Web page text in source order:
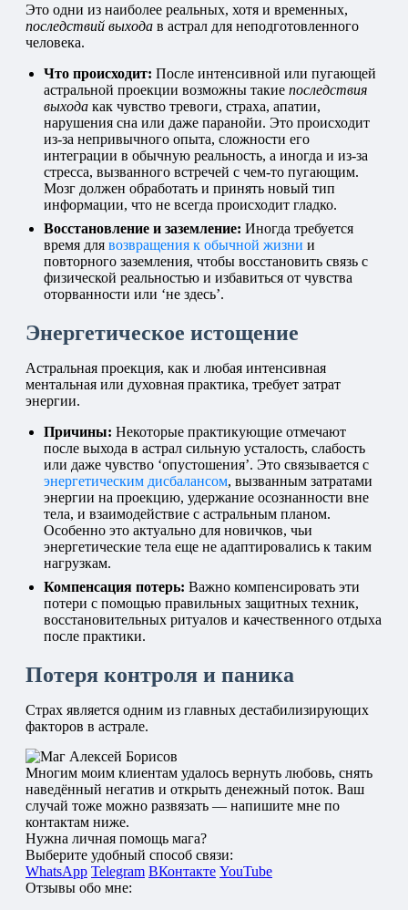
Это одни из наиболее реальных, хотя и временных,
последствий выхода в астрал для неподготовленного
человека.
Что происходит: После интенсивной или пугающей
астральной проекции возможны такие последствия
выхода как чувство тревоги, страха, апатии,
нарушения сна или даже паранойи. Это происходит
из-за непривычного опыта, сложности его
интеграции в обычную реальность, а иногда и из-за
стресса, вызванного встречей с чем-то пугающим.
Мозг должен обработать и принять новый тип
информации, что не всегда происходит гладко.
Восстановление и заземление: Иногда требуется
время для возвращения к обычной жизни и
повторного заземления, чтобы восстановить связь с
физической реальностью и избавиться от чувства
оторванности или ‘не здесь’.
Энергетическое истощение
Астральная проекция, как и любая интенсивная
ментальная или духовная практика, требует затрат
энергии.
Причины: Некоторые практикующие отмечают
после выхода в астрал сильную усталость, слабость
или даже чувство ‘опустошения’. Это связывается с
энергетическим дисбалансом, вызванным затратами
энергии на проекцию, удержание осознанности вне
тела, и взаимодействие с астральным планом.
Особенно это актуально для новичков, чьи
энергетические тела еще не адаптировались к таким
нагрузкам.
Компенсация потерь: Важно компенсировать эти
потери с помощью правильных защитных техник,
восстановительных ритуалов и качественного отдыха
после практики.
Потеря контроля и паника
Страх является одним из главных дестабилизирующих
факторов в астрале.
Многим моим клиентам удалось вернуть любовь, снять
наведённый негатив и открыть денежный поток. Ваш
случай тоже можно развязать — напишите мне по
контактам ниже.
Нужна личная помощь мага?
Выберите удобный способ связи:
WhatsApp Telegram ВКонтакте YouTube
Отзывы обо мне: